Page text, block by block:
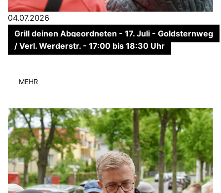
04.07.2026
Grill deinen Abgeordneten - 17. Juli - Goldsternweg
/ Verl. Werderstr. - 17:00 bis 18:30 Uhr
MEHR